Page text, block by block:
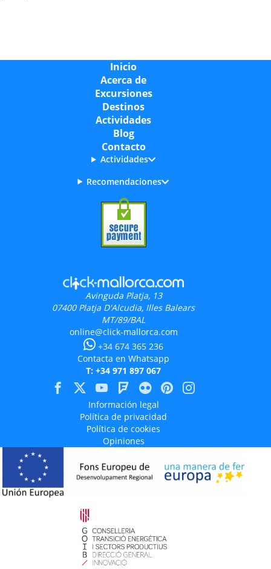
Inicio
Acerca de
Excursiones
Destinos
Actividades
Blog
Contacto
Actividades
Recomendaciones
Avinguda Platja, 13
07400 Platja D'Alcudia, Illes Balears
MT/89/BAL
online@click-mallorca.com
+34 674 365 236
Contacta en Whatsapp
T: +34 971 897 067
Información legal
Política de privacidad
Política de cookies
Opiniones